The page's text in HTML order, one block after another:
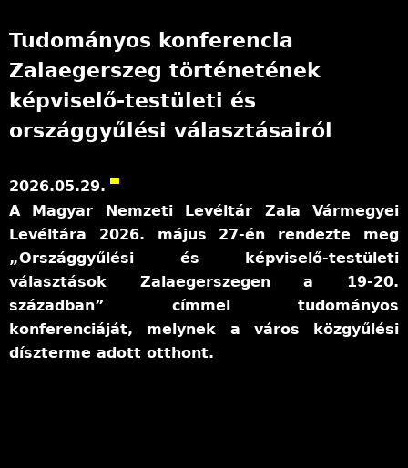
e
l
e
l
e
g
i
h
e
Tudományos konferencia
Zalaegerszeg történetének
képviselő-testületi és
országgyűlési választásairól
2026.05.29.
A Magyar Nemzeti Levéltár Zala Vármegyei
Levéltára 2026. május 27-én rendezte meg
„Országgyűlési és képviselő-testületi
választások Zalaegerszegen a 19-20.
században” címmel tudományos
konferenciáját, melynek a város közgyűlési
díszterme adott otthont.